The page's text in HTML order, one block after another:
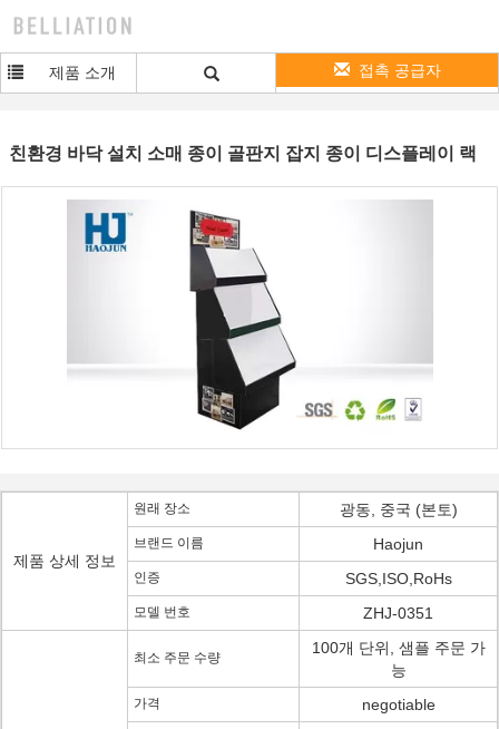
제품 소개 접촉 공급자
친환경 바닥 설치 소매 종이 골판지 잡지 종이 디스플레이 랙
제품 상세 정보
원래 장소 광동, 중국 (본토)
브랜드 이름 Haojun
인증 SGS,ISO,RoHs
모델 번호 ZHJ-0351
최소 주문 수량
100개 단위, 샘플 주문 가
능
가격 negotiable